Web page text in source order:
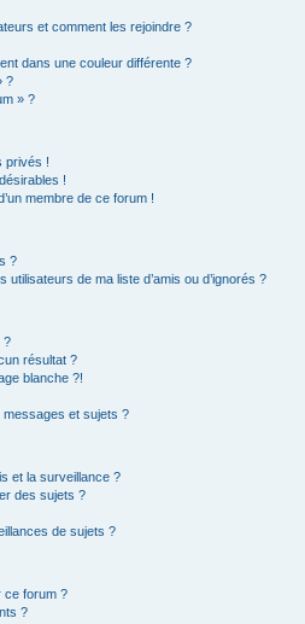
et comment les rejoindre ?
dans une couleur différente ?
?
» ?
privés !
!
membre de ce forum !
?
de ma liste d’amis ou d’ignorés ?
?
résultat ?
blanche ?!
et sujets ?
et la surveillance ?
des sujets ?
de sujets ?
ce forum ?
?